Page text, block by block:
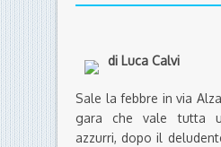
di Luca Calvi
Sale la febbre in via
gara che vale tutta
azzurri, dopo il